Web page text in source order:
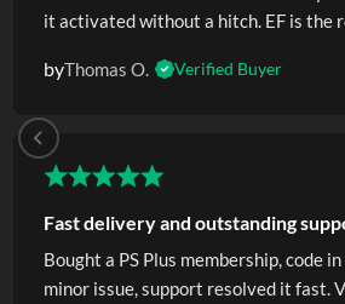
it activated without a hitch. EF is the
byThomas O. Verified Buyer
Fast delivery and outstanding
Bought a PS Plus membership, code
minor issue, support resolved it fast.